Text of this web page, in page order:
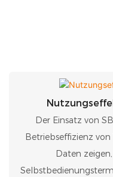
Der Einsatz von
Betriebseffizienz
Daten